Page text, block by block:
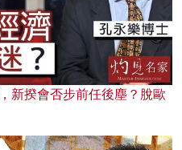
新揆會否步前任後塵？脫歐